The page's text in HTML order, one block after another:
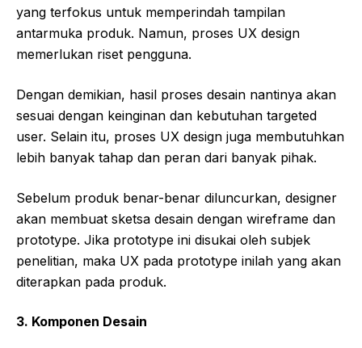
yang terfokus untuk memperindah tampilan
antarmuka produk. Namun, proses UX design
memerlukan riset pengguna.
Dengan demikian, hasil proses desain nantinya akan
sesuai dengan keinginan dan kebutuhan targeted
user. Selain itu, proses UX design juga membutuhkan
lebih banyak tahap dan peran dari banyak pihak.
Sebelum produk benar-benar diluncurkan, designer
akan membuat sketsa desain dengan wireframe dan
prototype. Jika prototype ini disukai oleh subjek
penelitian, maka UX pada prototype inilah yang akan
diterapkan pada produk.
3. Komponen Desain